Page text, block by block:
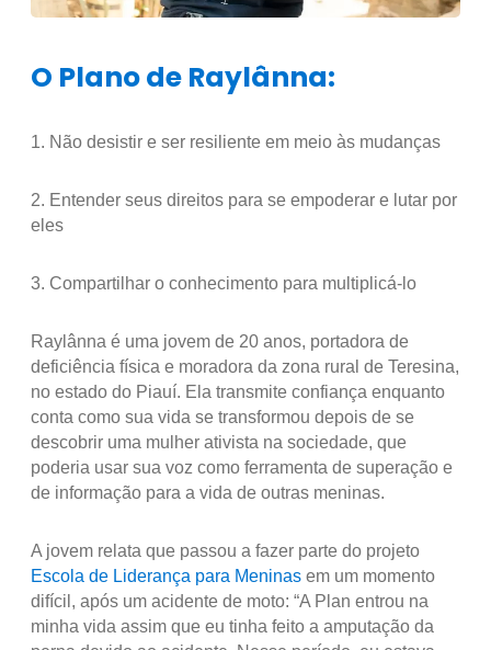
O Plano de Raylânna:
1. Não desistir e ser resiliente em meio às mudanças
2. Entender seus direitos para se empoderar e lutar por
eles
3. Compartilhar o conhecimento para multiplicá-lo
Raylânna é uma jovem de 20 anos, portadora de
deficiência física e moradora da zona rural de Teresina,
no estado do Piauí. Ela transmite confiança enquanto
conta como sua vida se transformou depois de se
descobrir uma mulher ativista na sociedade, que
poderia usar sua voz como ferramenta de superação e
de informação para a vida de outras meninas.
A jovem relata que passou a fazer parte do projeto
Escola de Liderança para Meninas em um momento
difícil, após um acidente de moto: “A Plan entrou na
minha vida assim que eu tinha feito a amputação da